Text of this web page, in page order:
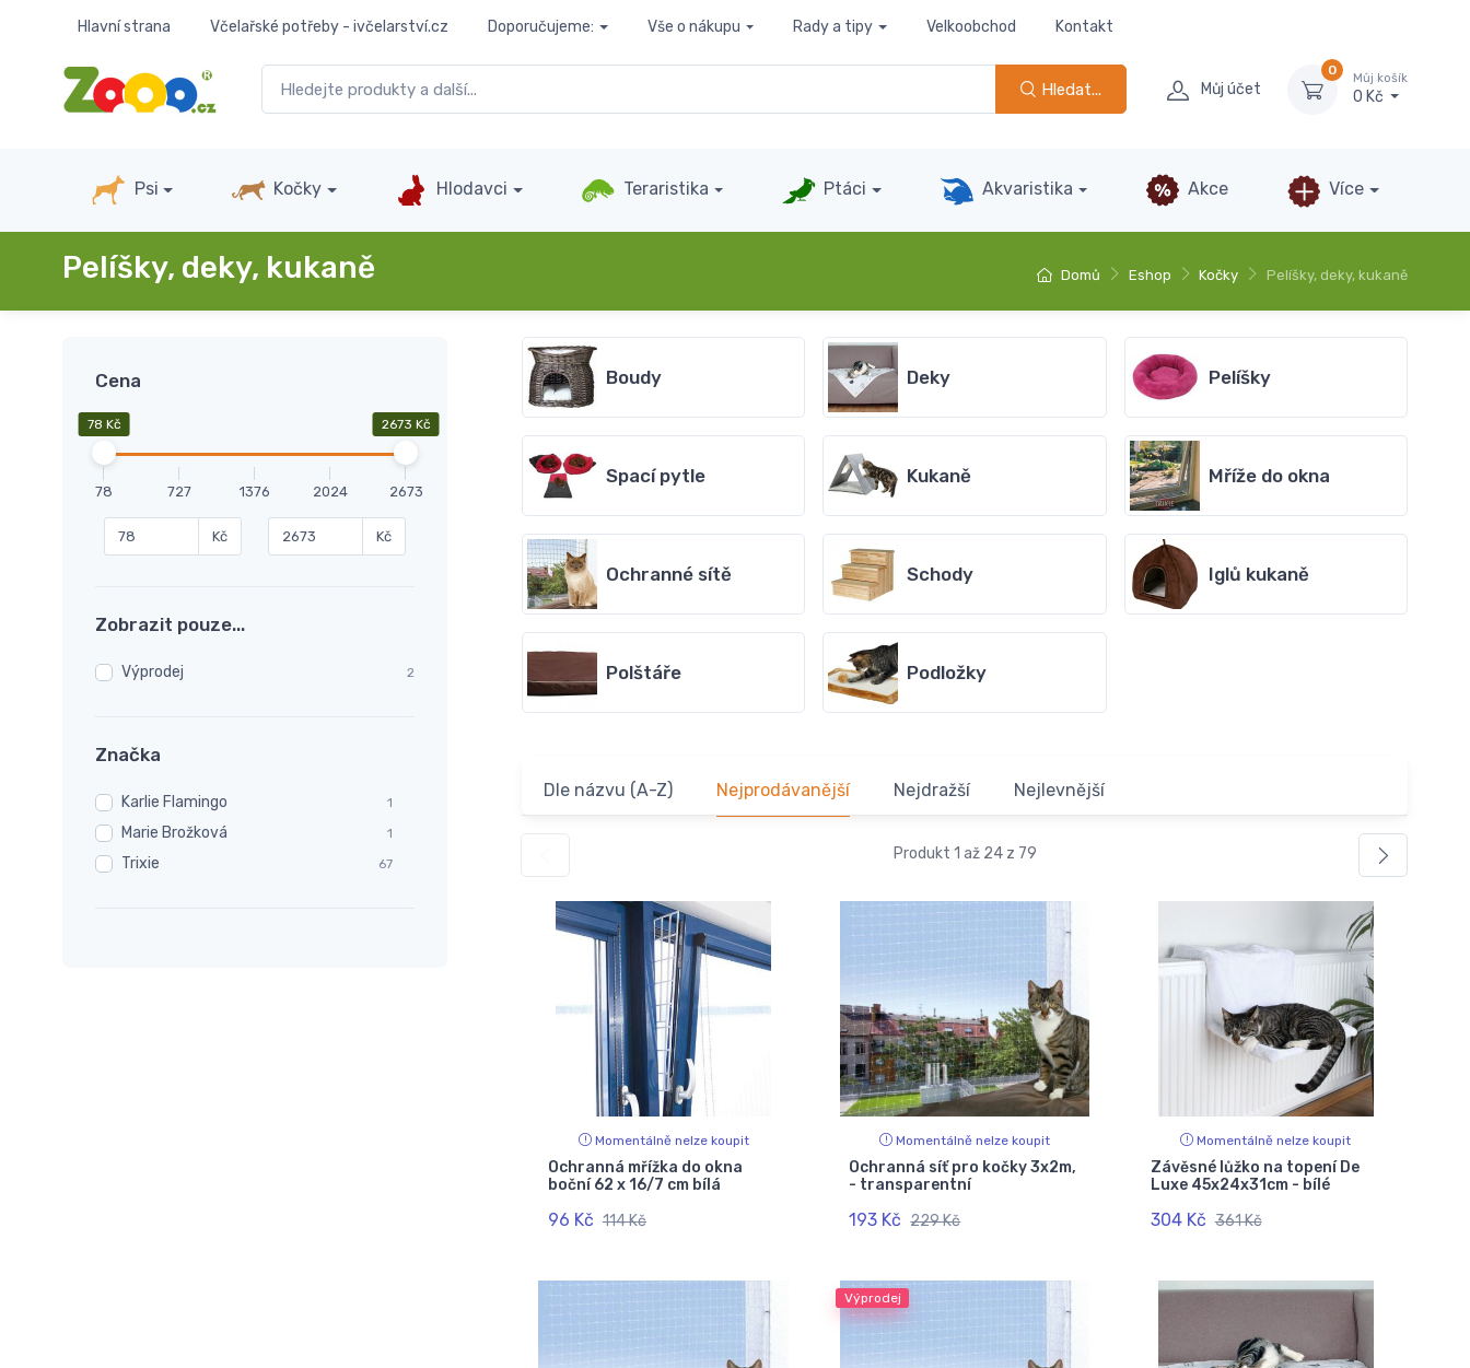
Hlavní strana Včelařské potřeby - ivčelarství.cz Doporučujeme: Vše o nákupu Rady a tipy Velkoobchod Kontakt
Hledat... Můj účet
0
Můj košík
0 Kč
Psi Kočky Hlodavci Teraristika Ptáci Akvaristika Akce Více
Domů Eshop Kočky Pelíšky, deky, kukaně
Pelíšky, deky, kukaně
Cena
78 Kč 2673 Kč
78 727 1376 2024 2673
Kč Kč
Zobrazit pouze...
Výprodej 2
Značka
Karlie Flamingo 1
Marie Brožková 1
Trixie 67
Boudy Deky Pelíšky
Spací pytle Kukaně Mříže do okna
Ochranné sítě Schody Iglů kukaně
Polštáře Podložky
Dle názvu (A-Z) Nejprodávanější Nejdražší Nejlevnější
Produkt 1 až 24 z 79
Momentálně nelze koupit
Ochranná mřížka do okna
boční 62 x 16/7 cm bílá
96 Kč 114 Kč
Momentálně nelze koupit
Ochranná síť pro kočky 3x2m,
- transparentní
193 Kč 229 Kč
Momentálně nelze koupit
Závěsné lůžko na topení De
Luxe 45x24x31cm - bílé
304 Kč 361 Kč
Výprodej